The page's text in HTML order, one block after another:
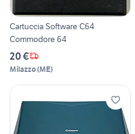
Cartuccia Software C64
Commodore 64
20 €
Milazzo(ME)